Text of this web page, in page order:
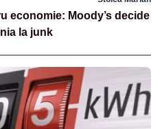
economie: Moody’s decide
la junk